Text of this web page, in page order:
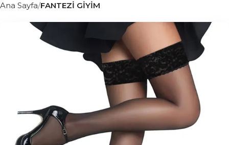
Ana Sayfa FANTEZİ GİYİM